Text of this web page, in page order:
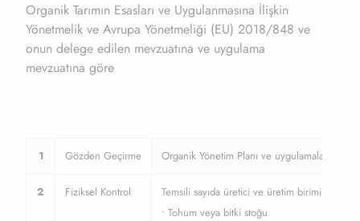
Organik Tarımın Esasları ve Uygulanmasına İlişkin
Yönetmelik ve Avrupa Yönetmeliği (EU) 2018/848 ve
onun delege edilen mevzuatına ve uygulama
mevzuatına göre
1 Gözden Geçirme Organik Yönetim Planı ve uygulamaları
2 Fiziksel Kontrol
Temsili sayıda üretici ve üretim birimi
• Tohum veya bitki stoğu